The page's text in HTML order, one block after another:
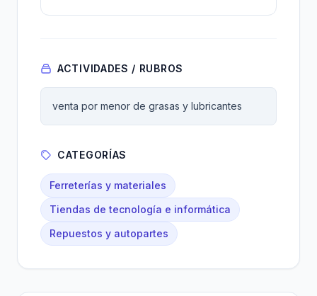
ACTIVIDADES / RUBROS
venta por menor de grasas y lubricantes
CATEGORÍAS
Ferreterías y materiales
Tiendas de tecnología e informática
Repuestos y autopartes